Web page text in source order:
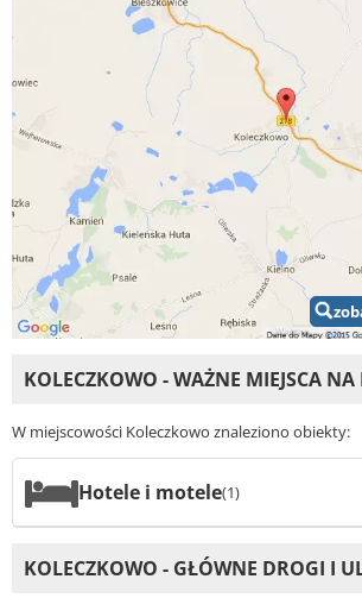
KOLECZKOWO - WAŻNE MIEJSCA NA
W miejscowości Koleczkowo znaleziono obiekty:
Hotele i motele(1)
KOLECZKOWO - GŁÓWNE DROGI I